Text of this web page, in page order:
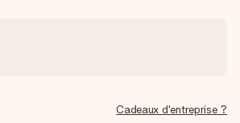
Cadeaux d'entreprise ?